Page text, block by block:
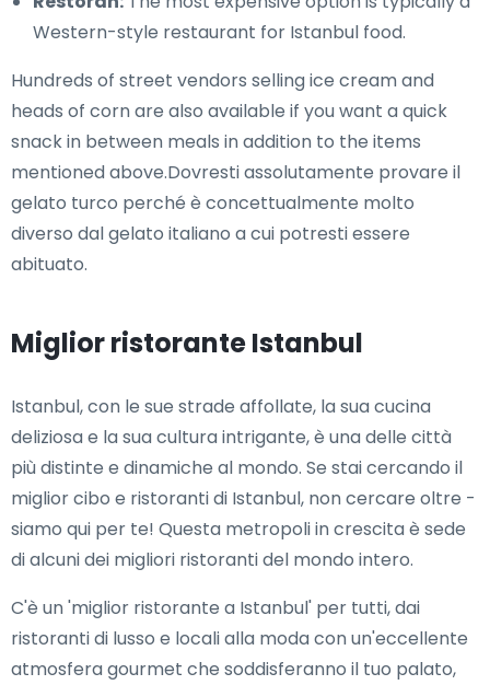
Western-style restaurant for Istanbul food.
Hundreds of street vendors selling ice cream and
heads of corn are also available if you want a quick
snack in between meals in addition to the items
mentioned above.Dovresti assolutamente provare il
gelato turco perché è concettualmente molto
diverso dal gelato italiano a cui potresti essere
abituato.
Miglior ristorante Istanbul
Istanbul, con le sue strade affollate, la sua cucina
deliziosa e la sua cultura intrigante, è una delle città
più distinte e dinamiche al mondo. Se stai cercando il
miglior cibo e ristoranti di Istanbul, non cercare oltre -
siamo qui per te! Questa metropoli in crescita è sede
di alcuni dei migliori ristoranti del mondo intero.
C'è un 'miglior ristorante a Istanbul' per tutti, dai
ristoranti di lusso e locali alla moda con un'eccellente
atmosfera gourmet che soddisferanno il tuo palato,